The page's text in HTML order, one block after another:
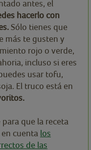
antes, el
hacerlo con
Sólo tienes que
más te gusten y
rojo o verde,
incluso si eres
usar tofu,
El truco está en
que la receta
cuenta los
de las